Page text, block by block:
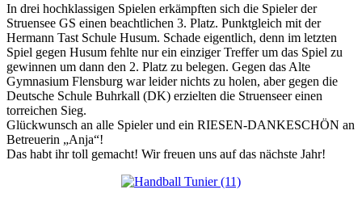
In drei hochklassigen Spielen erkämpften sich die Spieler der
Struensee GS einen beachtlichen 3. Platz. Punktgleich mit der
Hermann Tast Schule Husum. Schade eigentlich, denn im letzten
Spiel gegen Husum fehlte nur ein einziger Treffer um das Spiel zu
gewinnen um dann den 2. Platz zu belegen. Gegen das Alte
Gymnasium Flensburg war leider nichts zu holen, aber gegen die
Deutsche Schule Buhrkall (DK) erzielten die Struenseer einen
torreichen Sieg.
Glückwunsch an alle Spieler und ein RIESEN-DANKESCHÖN an
Betreuerin „Anja“!
Das habt ihr toll gemacht! Wir freuen uns auf das nächste Jahr!